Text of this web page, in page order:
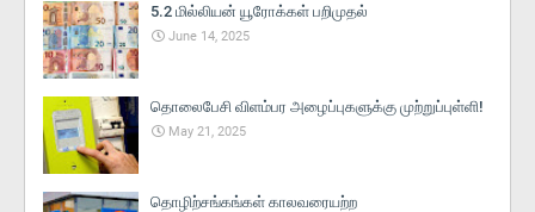
5.2 மில்லியன் யூரோக்கள் பறிமுதல்
June 14, 2025
தொலைபேசி விளம்பர அழைப்புகளுக்கு முற்றுப்புள்ளி!
May 21, 2025
தொழிற்சங்கங்கள் காலவரையற்ற